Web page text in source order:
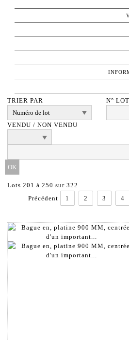
TRIER PAR
N° LOT
VENDU / NON VENDU
Lots 201 à 250 sur 322
Précédent
1 2 3 4